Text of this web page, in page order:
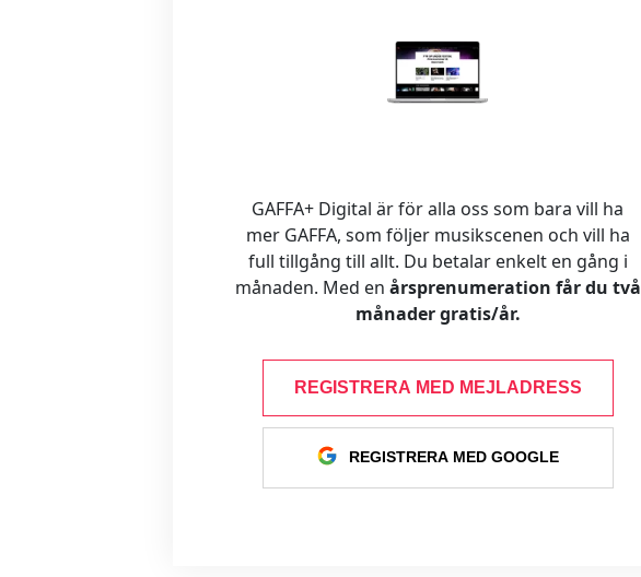
GAFFA+ Digital är för alla oss som bara vill ha
mer GAFFA, som följer musikscenen och vill ha
full tillgång till allt. Du betalar enkelt en gång i
månaden. Med en årsprenumeration får du två
månader gratis/år.
REGISTRERA MED MEJLADRESS
REGISTRERA MED GOOGLE